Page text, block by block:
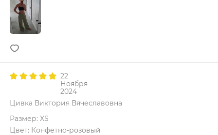
22
Ноября
2024
Цивка Виктория Вячеславовна
Размер: XS
Цвет: Конфетно-розовый